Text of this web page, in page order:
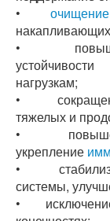
•
•
нагрузкам;
•
тяжелых и
•
укрепление
•
системы,
• исключение